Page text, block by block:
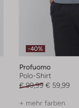
-40%
Profuomo
Polo-Shirt
€ 99,99 € 59,99
+ mehr farben